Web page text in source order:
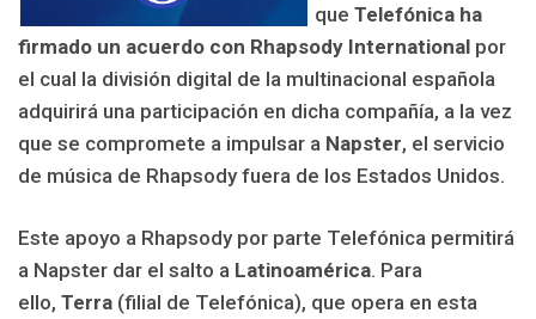
que Telefónica ha
firmado un acuerdo con Rhapsody International por
el cual la división digital de la multinacional española
adquirirá una participación en dicha compañía, a la vez
que se compromete a impulsar a Napster, el servicio
de música de Rhapsody fuera de los Estados Unidos.
Este apoyo a Rhapsody por parte Telefónica permitirá
a Napster dar el salto a Latinoamérica. Para
ello, Terra (filial de Telefónica), que opera en esta